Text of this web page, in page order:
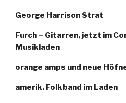
George Harrison Strat
Furch – Gitarren, jetzt im
Musikladen
orange amps und neue
amerik. Folkband im Laden